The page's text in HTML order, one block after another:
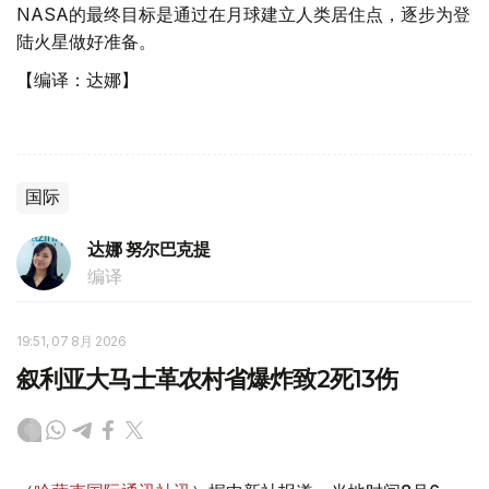
NASA的最终目标是通过在月球建立人类居住点，逐步为登
陆火星做好准备。
【编译：达娜】
国际
达娜 努尔巴克提
编译
19:51, 07 8月 2026
叙利亚大马士革农村省爆炸致2死13伤